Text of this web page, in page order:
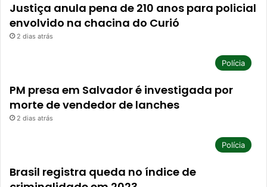
Justiça anula pena de 210 anos para policial
envolvido na chacina do Curió
2 dias atrás
Polícia
PM presa em Salvador é investigada por
morte de vendedor de lanches
2 dias atrás
Polícia
Brasil registra queda no índice de